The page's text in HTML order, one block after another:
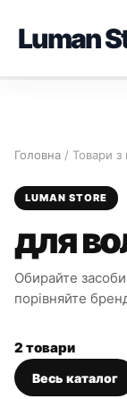
Luman
Головна / Товари з
LUMAN STORE
для
Обирайте
порівняйте
2 товари
Весь каталог